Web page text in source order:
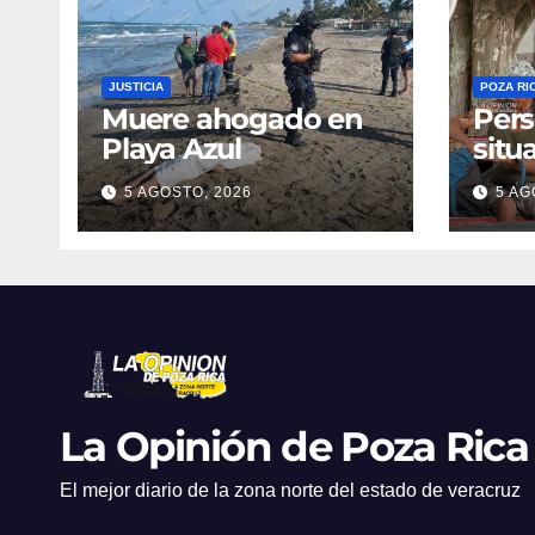
JUSTICIA
Muere ahogado en
Playa Azul
5 AGOSTO, 2026
POZA
con
5
La Opinión de Poza Rica
El mejor diario de la zona norte del estado de veracruz